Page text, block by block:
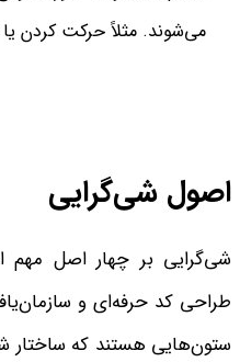
می‌شوند. مثلاً حرکت کردن
اصول شی‌گرایی
شی‌گرایی بر چهار اصل مهم
طراحی کد حرفه‌ای و
ستون‌هایی هستند که ساختار